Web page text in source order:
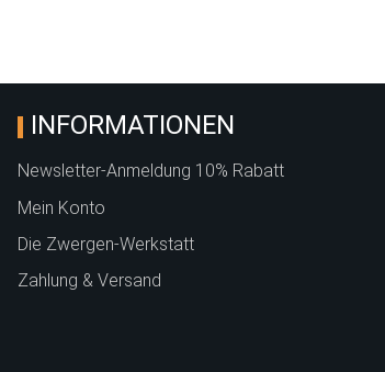
INFORMATIONEN
Newsletter-Anmeldung 10% Rabatt
Mein Konto
Die Zwergen-Werkstatt
Zahlung & Versand